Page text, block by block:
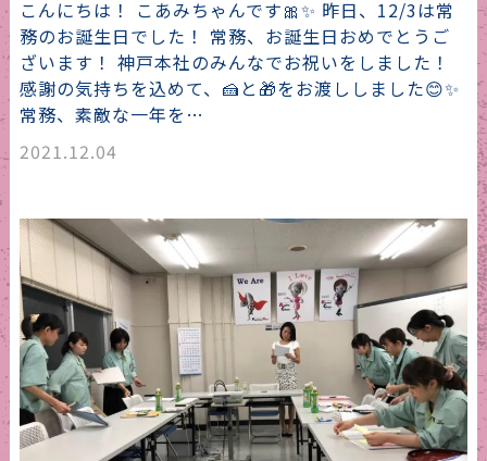
こんにちは！ こあみちゃんです🎀✨ 昨日、12/3は常
務のお誕生日でした！ 常務、お誕生日おめでとうご
ざいます！ 神戸本社のみんなでお祝いをしました！
感謝の気持ちを込めて、🍰と🎁をお渡ししました😊✨
常務、素敵な一年を…
2021.12.04